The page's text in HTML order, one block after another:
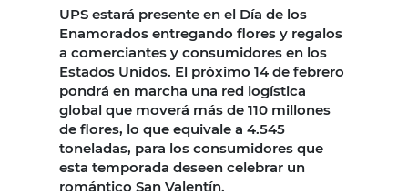
UPS estará presente en el Día de los
Enamorados entregando flores y regalos
a comerciantes y consumidores en los
Estados Unidos. El próximo 14 de febrero
pondrá en marcha una red logística
global que moverá más de 110 millones
de flores, lo que equivale a 4.545
toneladas, para los consumidores que
esta temporada deseen celebrar un
romántico San Valentín.